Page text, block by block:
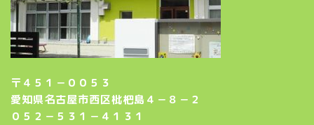
〒４５１－００５３
愛知県名古屋市西区枇杷島４－８－２
０５２－５３１－４１３１